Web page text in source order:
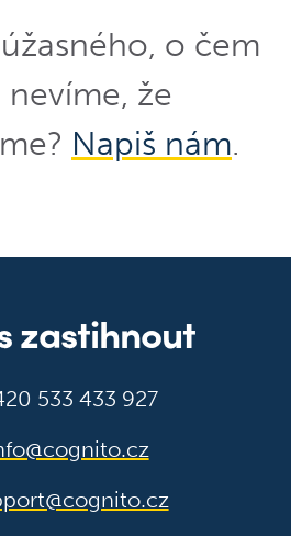
o čem
že
Napiš nám.
zastihnout
533 433 927